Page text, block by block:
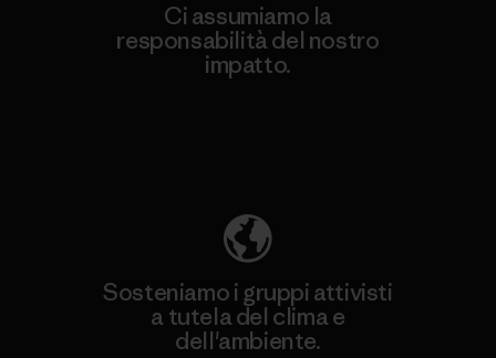
Ci assumiamo la
responsabilità del nostro
impatto.
Sosteniamo i gruppi attivisti
a tutela del clima e
dell'ambiente.